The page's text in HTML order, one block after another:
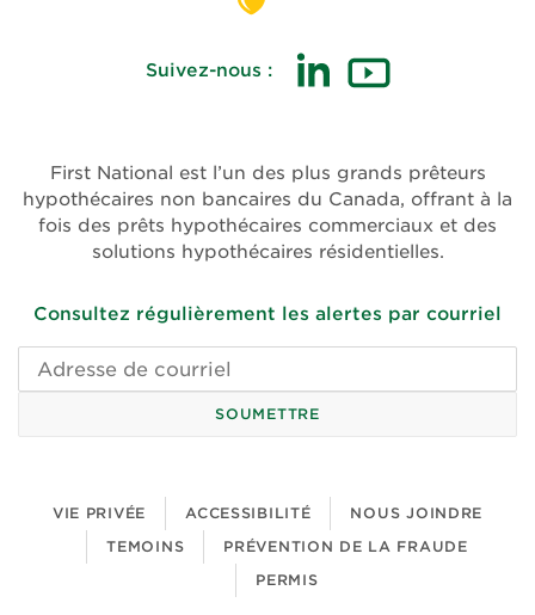
Suivez-nous :
nouvelle
fenêtre)
nouvelle
fenêtre)
First National est l’un des plus grands prêteurs
hypothécaires non bancaires du Canada, offrant à la
fois des prêts hypothécaires commerciaux et des
solutions hypothécaires résidentielles.
Consultez régulièrement les alertes par courriel
Adresse
de
SOUMETTRE
VIE PRIVÉE ACCESSIBILITÉ
NOUS JOINDRE
TEMOINS
PRÉVENTION DE LA FRAUDE
PERMIS